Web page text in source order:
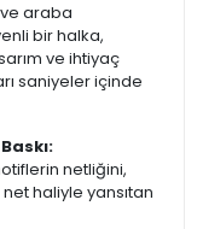
ve araba
bir halka,
ve ihtiyaç
saniyeler içinde
netliğini,
net haliyle yansıtan